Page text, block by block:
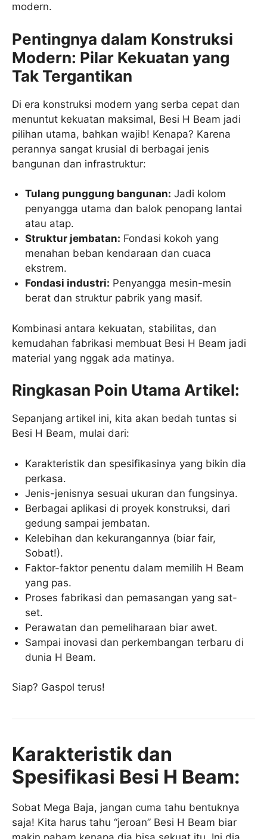
modern.
Pentingnya dalam Konstruksi
Modern: Pilar Kekuatan yang
Tak Tergantikan
Di era konstruksi modern yang serba cepat dan
menuntut kekuatan maksimal, Besi H Beam jadi
pilihan utama, bahkan wajib! Kenapa? Karena
perannya sangat krusial di berbagai jenis
bangunan dan infrastruktur:
Tulang punggung bangunan: Jadi kolom
penyangga utama dan balok penopang lantai
atau atap.
Struktur jembatan: Fondasi kokoh yang
menahan beban kendaraan dan cuaca
ekstrem.
Fondasi industri: Penyangga mesin-mesin
berat dan struktur pabrik yang masif.
Kombinasi antara kekuatan, stabilitas, dan
kemudahan fabrikasi membuat Besi H Beam jadi
material yang nggak ada matinya.
Ringkasan Poin Utama Artikel:
Sepanjang artikel ini, kita akan bedah tuntas si
Besi H Beam, mulai dari:
Karakteristik dan spesifikasinya yang bikin dia
perkasa.
Jenis-jenisnya sesuai ukuran dan fungsinya.
Berbagai aplikasi di proyek konstruksi, dari
gedung sampai jembatan.
Kelebihan dan kekurangannya (biar fair,
Sobat!).
Faktor-faktor penentu dalam memilih H Beam
yang pas.
Proses fabrikasi dan pemasangan yang sat-
set.
Perawatan dan pemeliharaan biar awet.
Sampai inovasi dan perkembangan terbaru di
dunia H Beam.
Siap? Gaspol terus!
Karakteristik dan
Spesifikasi Besi H Beam:
Sobat Mega Baja, jangan cuma tahu bentuknya
saja! Kita harus tahu “jeroan” Besi H Beam biar